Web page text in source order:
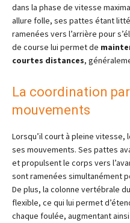
dans la phase de vitesse
allure folle, ses pattes étant
ramenées vers l’arrière pour
de course lui permet de
courtes distances,
La coordination
mouvements
Lorsqu’il court à pleine
ses mouvements. Ses pattes
et propulsent le corps vers
sont ramenées simultanément
De plus, la colonne vertébrale
flexible, ce qui lui permet
chaque foulée, augmentant